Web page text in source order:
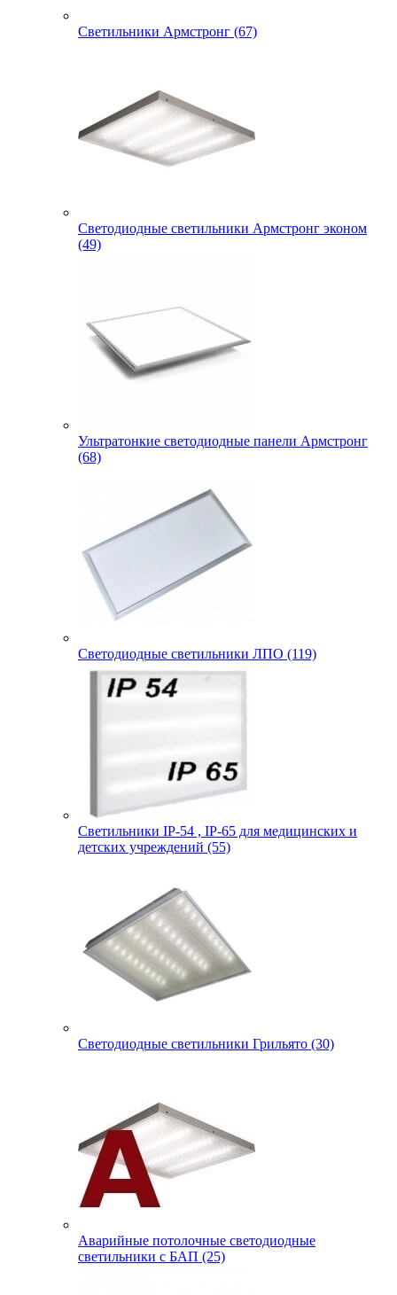
Светильники Армстронг (67)
Светодиодные светильники Армстронг эконом
(49)
Ультратонкие светодиодные панели Армстронг
(68)
Светодиодные светильники ЛПО (119)
Светильники IP-54 , IP-65 для медицинских и
детских учреждений (55)
Светодиодные светильники Грильято (30)
Аварийные потолочные светодиодные
светильники с БАП (25)